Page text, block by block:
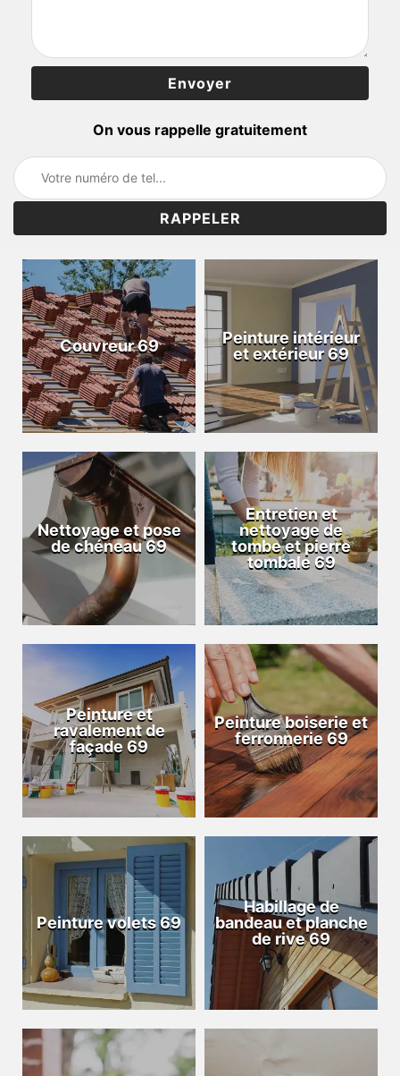
On vous rappelle gratuitement
Couvreur 69
Peinture intérieur
et extérieur 69
Nettoyage et pose
de chéneau 69
Entretien et
nettoyage de
tombe et pierre
tombale 69
Peinture et
ravalement de
façade 69
Peinture boiserie et
ferronnerie 69
Peinture volets 69
Habillage de
bandeau et planche
de rive 69